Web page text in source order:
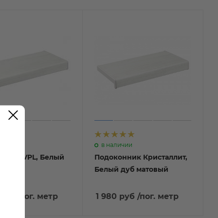
VPL, Белый
/пог. метр
в наличии
Подоконник Кристаллит,
Белый дуб матовый
1 980 руб /пог. метр